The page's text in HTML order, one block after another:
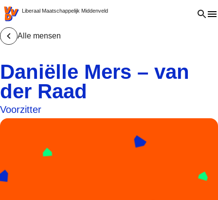
VVD.nl - Ga naar de homepage
Liberaal Maatschappelijk Middenveld Open
Alle mensen
Daniëlle Mers – van
der Raad
Voorzitter